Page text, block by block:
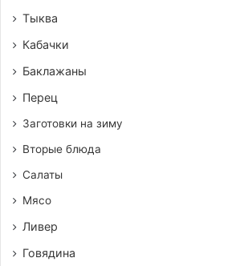
Тыква
Кабачки
Баклажаны
Перец
Заготовки на зиму
Вторые блюда
Салаты
Мясо
Ливер
Говядина